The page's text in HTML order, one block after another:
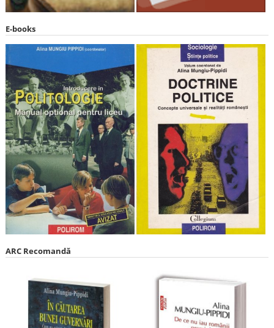
E-books
ARC Recomandă